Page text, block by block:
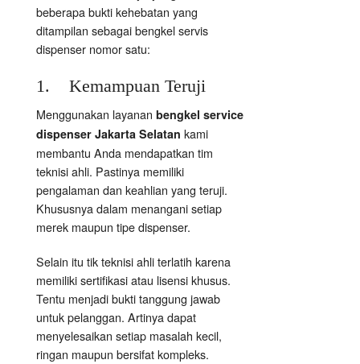
beberapa bukti kehebatan yang
ditampilan sebagai bengkel servis
dispenser nomor satu:
1. Kemampuan Teruji
Menggunakan layanan bengkel service
dispenser Jakarta Selatan kami
membantu Anda mendapatkan tim
teknisi ahli. Pastinya memiliki
pengalaman dan keahlian yang teruji.
Khususnya dalam menangani setiap
merek maupun tipe dispenser.
Selain itu tik teknisi ahli terlatih karena
memiliki sertifikasi atau lisensi khusus.
Tentu menjadi bukti tanggung jawab
untuk pelanggan. Artinya dapat
menyelesaikan setiap masalah kecil,
ringan maupun bersifat kompleks.